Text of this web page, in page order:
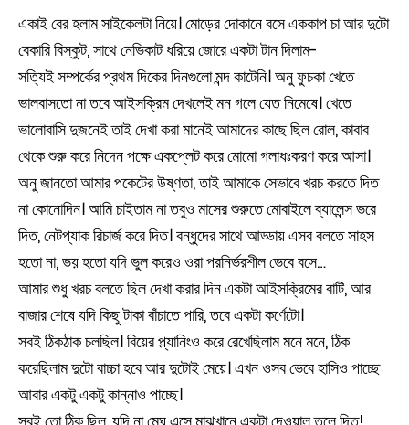
একাই বের হলাম সাইকেলটা নিয়ে। মোড়ের দোকানে বসে এককাপ চা আর দুটো
বেকারি বিস্কুট, সাথে নেভিকাট ধরিয়ে জোরে একটা টান দিলাম-
সত্যিই সম্পর্কের প্রথম দিকের দিনগুলো মন্দ কাটেনি। অনু ফুচকা খেতে
ভালবাসতো না তবে আইসক্রিম দেখলেই মন গলে যেত নিমেষে। খেতে
ভালোবাসি দুজনেই তাই দেখা করা মানেই আমাদের কাছে ছিল রোল, কাবাব
থেকে শুরু করে নিদেন পক্ষে একপ্লেট করে মোমো গলাধঃকরণ করে আসা।
অনু জানতো আমার পকেটের উষ্ণতা, তাই আমাকে সেভাবে খরচ করতে দিত
না কোনোদিন। আমি চাইতাম না তবুও মাসের শুরুতে মোবাইলে ব্যালেন্স ভরে
দিত, নেটপ্যাক রিচার্জ করে দিত। বন্ধুদের সাথে আড্ডায় এসব বলতে সাহস
হতো না, ভয় হতো যদি ভুল করেও ওরা পরনির্ভরশীল ভেবে বসে…
আমার শুধু খরচ বলতে ছিল দেখা করার দিন একটা আইসক্রিমের বাটি, আর
বাজার শেষে যদি কিছু টাকা বাঁচাতে পারি, তবে একটা কর্ণেটো।
সবই ঠিকঠাক চলছিল। বিয়ের প্ল্যানিংও করে রেখেছিলাম মনে মনে, ঠিক
করেছিলাম দুটো বাচ্চা হবে আর দুটোই মেয়ে। এখন ওসব ভেবে হাসিও পাচ্ছে
আবার একটু একটু কান্নাও পাচ্ছে।